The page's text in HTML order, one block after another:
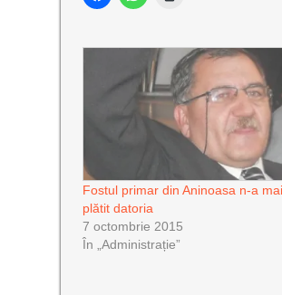
Fostul primar din Aninoasa n-a mai
plătit datoria
7 octombrie 2015
În „Administrație”